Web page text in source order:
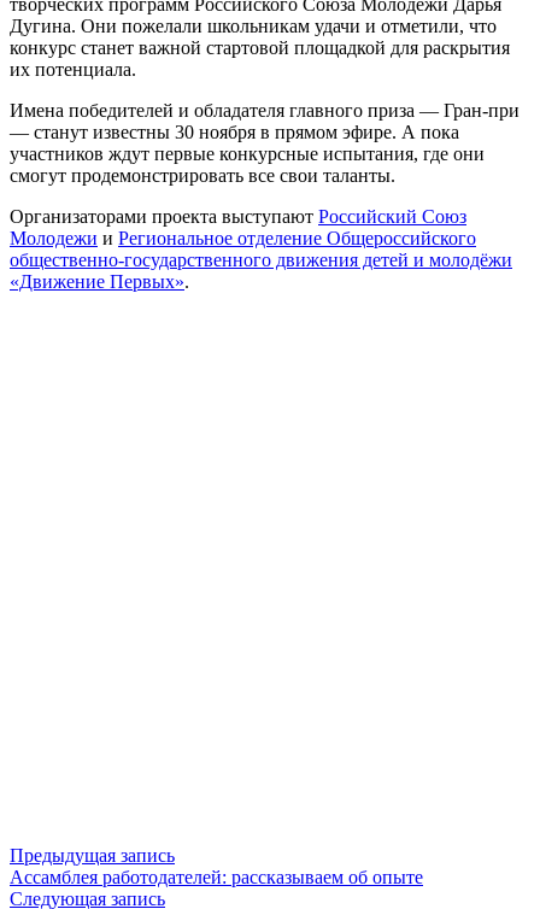
Дугина. Они пожелали школьникам удачи и отметили, что
конкурс станет важной стартовой площадкой для раскрытия
их потенциала.
Имена победителей и обладателя главного приза — Гран-при
— станут известны 30 ноября в прямом эфире. А пока
участников ждут первые конкурсные испытания, где они
смогут продемонстрировать все свои таланты.
Организаторами проекта выступают Российский Союз
Молодежи и Региональное отделение Общероссийского
общественно-государственного движения детей и молодёжи
«Движение Первых».
Навигация
Предыдущая запись
запись:
Ассамблея работодателей: рассказываем об опыте
Следующая запись